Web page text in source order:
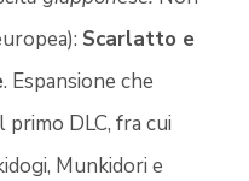
Scarlatto e
. Espansione che
DLC, fra cui
Munkidori e